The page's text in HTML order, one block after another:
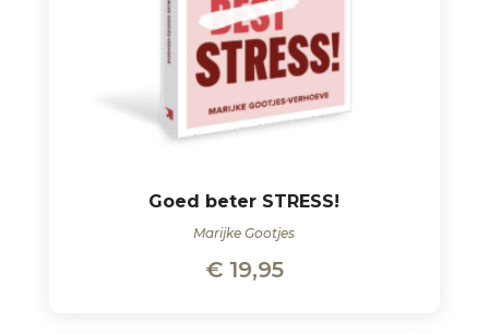
Goed beter STRESS!
Marijke Gootjes
€19,95